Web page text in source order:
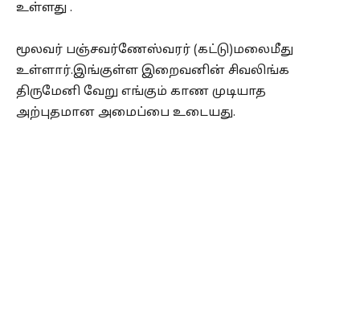
உள்ளது .
மூலவர் பஞ்சவர்ணேஸ்வரர் (கட்டு)மலைமீது
உள்ளார்.இங்குள்ள இறைவனின் சிவலிங்க
திருமேனி வேறு எங்கும் காண முடியாத
அற்புதமான அமைப்பை உடையது.